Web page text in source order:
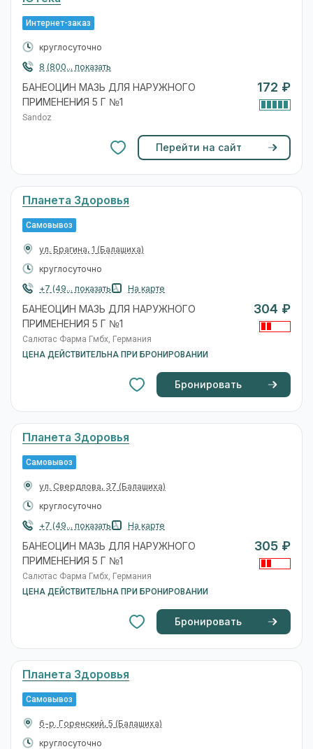
Интернет-заказ
круглосуточно
8 (800... показать
БАНЕОЦИН МАЗЬ ДЛЯ НАРУЖНОГО
ПРИМЕНЕНИЯ 5 Г №1
Sandoz
172 ₽
Перейти на сайт
Планета Здоровья
Самовывоз
ул. Брагина, 1 (Балашиха)
круглосуточно
+7 (49... показать
На карте
БАНЕОЦИН МАЗЬ ДЛЯ НАРУЖНОГО
ПРИМЕНЕНИЯ 5 Г №1
Салютас Фарма Гмбх, Германия
ЦЕНА ДЕЙСТВИТЕЛЬНА ПРИ БРОНИРОВАНИИ
304 ₽
Бронировать
Планета Здоровья
Самовывоз
ул. Свердлова, 37 (Балашиха)
круглосуточно
+7 (49... показать
На карте
БАНЕОЦИН МАЗЬ ДЛЯ НАРУЖНОГО
ПРИМЕНЕНИЯ 5 Г №1
Салютас Фарма Гмбх, Германия
ЦЕНА ДЕЙСТВИТЕЛЬНА ПРИ БРОНИРОВАНИИ
305 ₽
Бронировать
Планета Здоровья
Самовывоз
б-р. Горенский, 5 (Балашиха)
круглосуточно